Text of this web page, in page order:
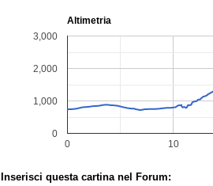
Inserisci questa cartina nel Forum: